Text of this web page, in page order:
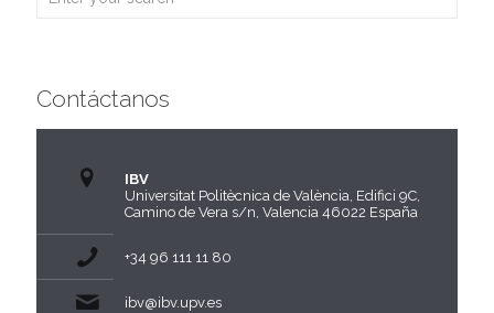
Contáctanos
IBV
Universitat Politècnica de València, Edifici 9C,
Camino de Vera s/n, Valencia 46022 España
+34 96 111 11 80
ibv@ibv.upv.es